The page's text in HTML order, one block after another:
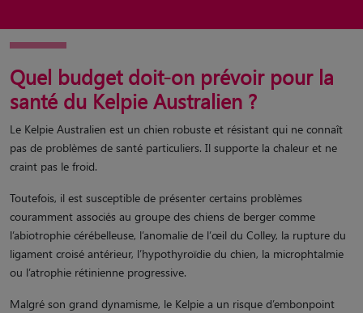
Quel budget doit-on prévoir pour la
santé du Kelpie Australien ?
Le Kelpie Australien est un chien robuste et résistant qui ne connaît
pas de problèmes de santé particuliers. Il supporte la chaleur et ne
craint pas le froid.
Toutefois, il est susceptible de présenter certains problèmes
couramment associés au groupe des chiens de berger comme
l’abiotrophie cérébelleuse, l’anomalie de l’œil du Colley, la rupture du
ligament croisé antérieur, l’hypothyroïdie du chien, la microphtalmie
ou l’atrophie rétinienne progressive.
Malgré son grand dynamisme, le Kelpie a un risque d’embonpoint